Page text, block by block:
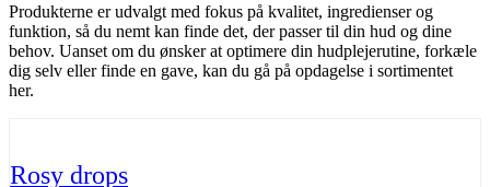
Produkterne er udvalgt med fokus på kvalitet, ingredienser og
funktion, så du nemt kan finde det, der passer til din hud og dine
behov. Uanset om du ønsker at optimere din hudplejerutine, forkæle
dig selv eller finde en gave, kan du gå på opdagelse i sortimentet
her.
Rosy drops